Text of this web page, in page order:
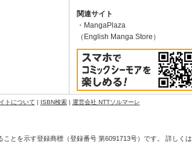
関連サイト
MangaPlaza
（English Manga Store）
トについて | ISBN検索| 運営会社 NTTソルマーレ
とを示す登録商標（登録番号 第6091713号）です。 詳しくは